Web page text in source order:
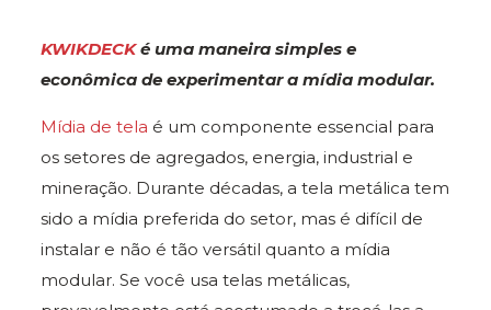
KWIKDECKé uma maneira simples e
econômica de experimentar a mídia modular.
Mídia de tela é um componente essencial para
os setores de agregados, energia, industrial e
mineração. Durante décadas, a tela metálica tem
sido a mídia preferida do setor, mas é difícil de
instalar e não é tão versátil quanto a mídia
modular. Se você usa telas metálicas,